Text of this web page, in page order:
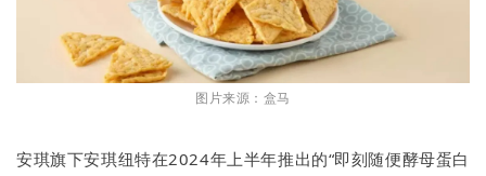
图片来源：盒马
安琪旗下安琪纽特在2024年上半年推出的“即刻随便酵母蛋白